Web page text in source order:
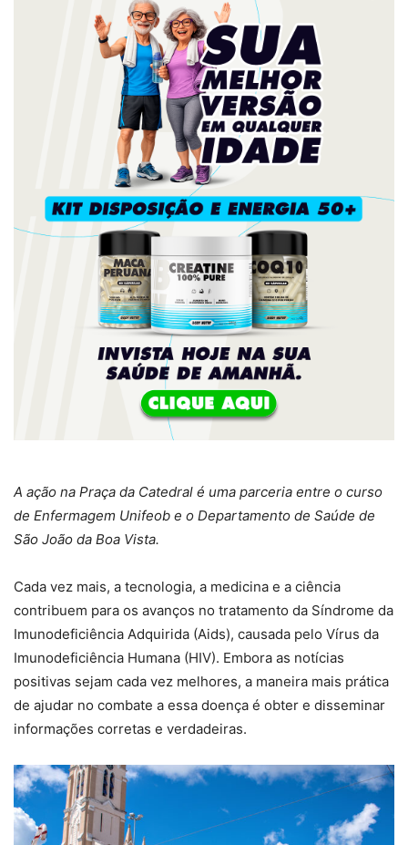
A ação na Praça da Catedral é uma parceria entre o curso
de Enfermagem Unifeob e o Departamento de Saúde de
São João da Boa Vista.
Cada vez mais, a tecnologia, a medicina e a ciência
contribuem para os avanços no tratamento da Síndrome da
Imunodeficiência Adquirida (Aids), causada pelo Vírus da
Imunodeficiência Humana (HIV). Embora as notícias
positivas sejam cada vez melhores, a maneira mais prática
de ajudar no combate a essa doença é obter e disseminar
informações corretas e verdadeiras.